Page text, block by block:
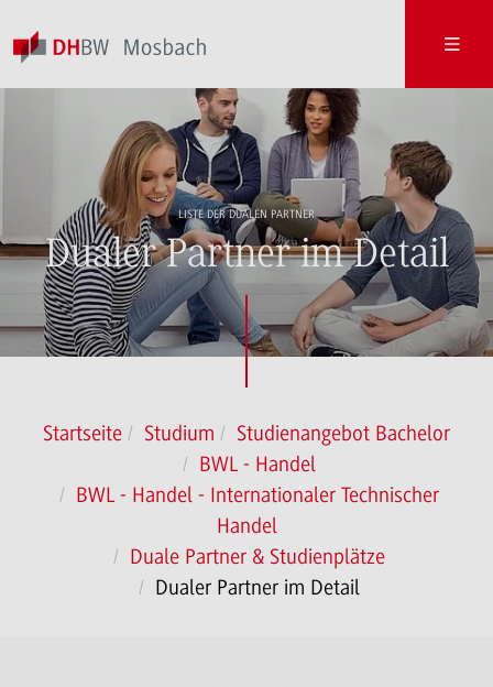
LISTE DER DUALEN PARTNER
Dualer Partner im Detail
Startseite Studium
Studienangebot Bachelor
BWL - Handel
BWL - Handel - Internationaler Technischer
Handel
Duale Partner & Studienplätze
Dualer Partner im Detail